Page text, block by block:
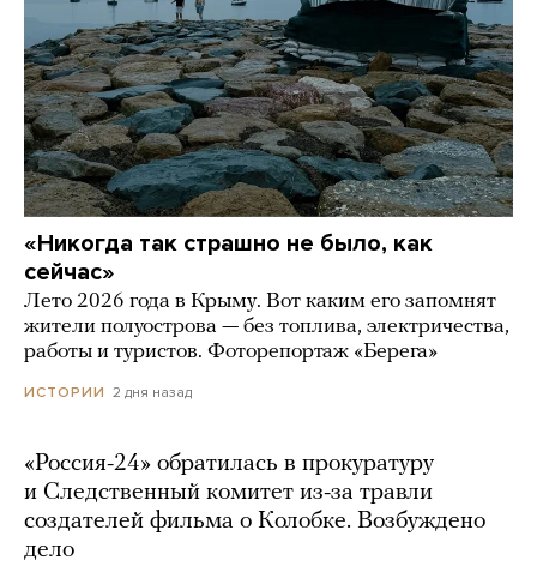
«Никогда так страшно не было, как
сейчас»
Лето 2026 года в Крыму. Вот каким его запомнят
жители полуострова — без топлива, электричества,
работы и туристов. Фоторепортаж «Берега»
ИСТОРИИ 2 дня назад
«Россия-24» обратилась в прокуратуру
и Следственный комитет из-за травли
создателей фильма о Колобке. Возбуждено
дело